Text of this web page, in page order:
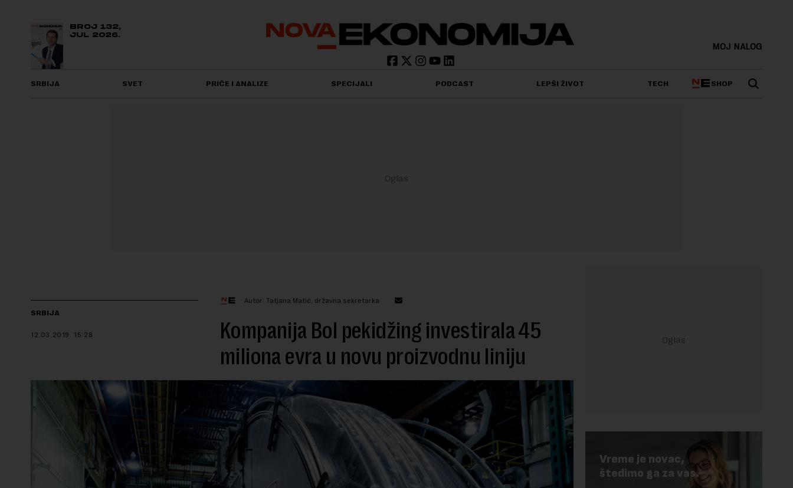
BROJ 132,
JUL 2026.
MOJ NALOG
SRBIJA SVET PRIČE I ANALIZE SPECIJALI PODCAST LEPŠI ŽIVOT TECH SHOP
SRBIJA
12.03.2019. 15:28
Autor: Tatjana Matić, državna sekretarka
Kompanija Bol pekidžing investirala 45
miliona evra u novu proizvodnu liniju
Vreme je novac,
štedimo ga za vas.